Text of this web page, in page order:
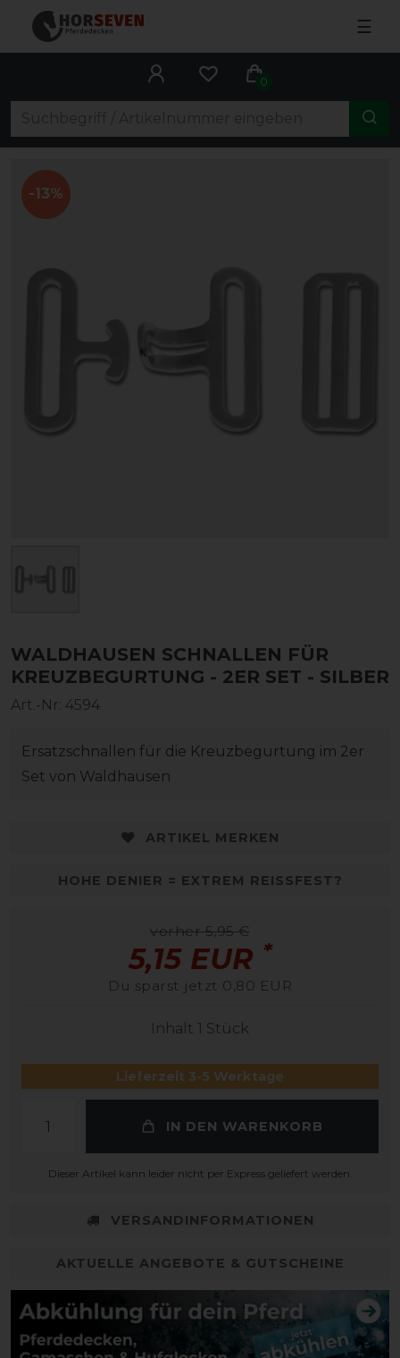
☰
0
-13%
WALDHAUSEN SCHNALLEN FÜR
KREUZBEGURTUNG - 2ER SET - SILBER
Art.-Nr: 4594
Ersatzschnallen für die Kreuzbegurtung im 2er
Set von Waldhausen
ARTIKEL MERKEN
HOHE DENIER = EXTREM REISSFEST?
vorher 5,95 €
5,15 EUR *
Du sparst jetzt 0,80 EUR
Inhalt 1 Stück
Lieferzeit 3-5 Werktage
IN DEN WARENKORB
Dieser Artikel kann leider nicht per Express geliefert werden.
VERSANDINFORMATIONEN
AKTUELLE ANGEBOTE & GUTSCHEINE